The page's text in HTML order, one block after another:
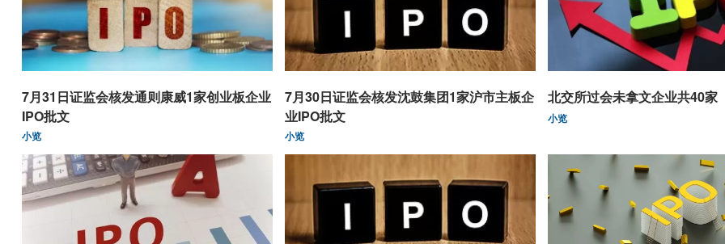
7月31日证监会核发通则康威1家创业板企业
IPO批文
小览
7月30日证监会核发沈鼓集团1家沪市主板企
业IPO批文
小览
北交所过会未拿文企业共40家
小览